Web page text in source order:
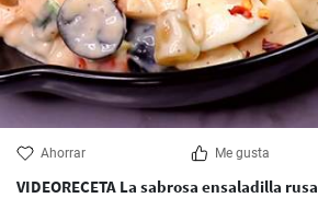
Ahorrar Me gusta
VIDEORECETA La sabrosa ensaladilla rusa